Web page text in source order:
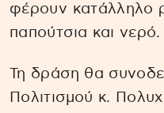
φέρουν κατάλληλο
παπούτσια και νερό.
Τη δράση θα
Πολιτισμού κ.